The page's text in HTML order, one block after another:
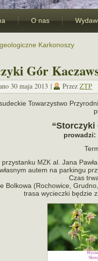
O nas
Karkonoszy
Gór
30 maja 2013 | Przez ZTP
Towarzystwo
“Storczyki
pro­wa­dzi:
MZK al. Jana Pawła
autem na par­kingu
Czas
Bolkowa (Rochowice,
trasa wycieczki będzie